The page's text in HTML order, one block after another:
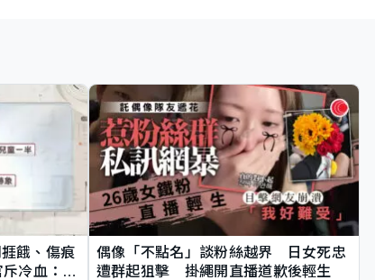
餓、傷痕
冷血：同
偶像「不點名」談粉絲越界 日女死忠
遭群起狙擊 掛繩開直播道歉後輕生